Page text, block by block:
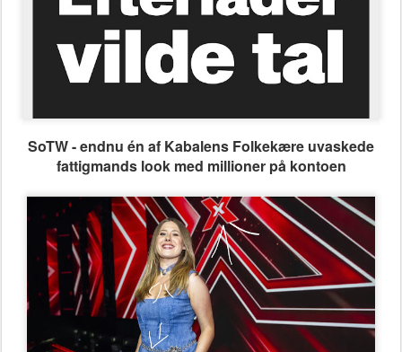
SoTW - endnu én af Kabalens Folkekære uvaskede
fattigmands look med millioner på kontoen